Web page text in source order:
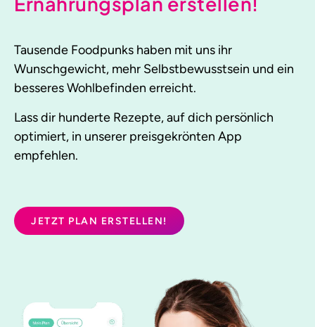
Tausende Foodpunks haben mit uns ihr
Wunschgewicht, mehr Selbstbewusstsein und ein
besseres Wohlbefinden erreicht.
Lass dir hunderte Rezepte, auf dich persönlich
optimiert, in unserer preisgekrönten App
empfehlen.
JETZT PLAN ERSTELLEN!